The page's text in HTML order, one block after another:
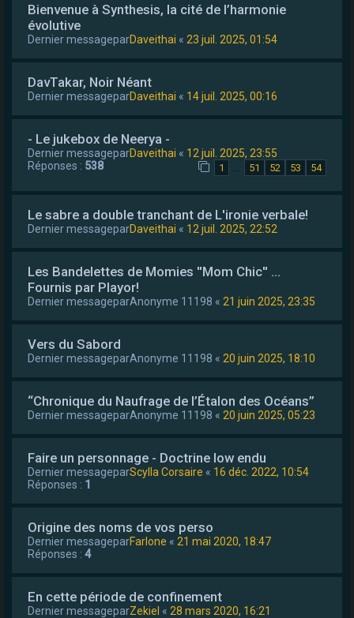
Bienvenue à Synthesis, la cité de l’harmonie
évolutive
Dernier messageparDaveithai « 23 juil. 2025, 01:54
DavTakar, Noir Néant
Dernier messageparDaveithai « 14 juil. 2025, 00:16
- Le jukebox de Neerya -
Dernier messageparDaveithai « 12 juil. 2025, 23:55
Réponses : 538 1 … 51 52 53 54
Le sabre a double tranchant de L'ironie verbale!
Dernier messageparDaveithai « 12 juil. 2025, 22:52
Les Bandelettes de Momies ''Mom Chic'' ...
Fournis par Playor!
Dernier messageparAnonyme 11198 « 21 juin 2025, 23:35
Vers du Sabord
Dernier messageparAnonyme 11198 « 20 juin 2025, 18:10
“Chronique du Naufrage de l’Étalon des Océans”
Dernier messageparAnonyme 11198 « 20 juin 2025, 05:23
Faire un personnage - Doctrine low endu
Dernier messageparScylla Corsaire « 16 déc. 2022, 10:54
Réponses : 1
Origine des noms de vos perso
Dernier messageparFarlone « 21 mai 2020, 18:47
Réponses : 4
En cette période de confinement
Dernier messageparZekiel « 28 mars 2020, 16:21